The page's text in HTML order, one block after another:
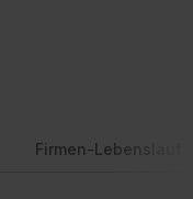
Firmen-Lebenslauf